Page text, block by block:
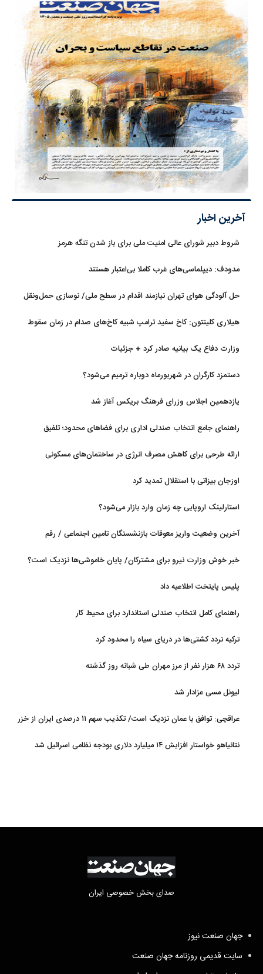
آخرین اخبار
شروط دبیر شورای عالی امنیت ملی برای باز شدن تنگه هرمز
مدودف: دیپلماسی‌های غرب کاملا بی‌اعتبار هستند
حل آلودگی هوای تهران نیازمند اقدام در سطح ملی/ نوسازی حمل‌ونقل
هیلاری کلینتون: کاخ سفید ترامپ شبیه کاخ‌های صدام در زمان سقوط
وزارت دفاع یک بیانیه صادر کرد + جزئیات
دستمزد کارگران در شهریورماه دوباره ترمیم می‌شود؟
یازدهمین اجلاس وزرای فرهنگ بریکس آغاز شد
راهنمای جامع انتخاب صندلی اداری برای فضاهای محدود؛ تلفیق
ارائه طرحی برای کاهش مصرف انرژی در ساختمان‌های مسکونی
اوزجان بیزاتی با استقلال تمدید کرد
استارلینک اروپایی چه زمان وارد بازار می‌شود؟
آخرین وضعیت واریز معوقات بازنشستگان تامین اجتماعی / رقم
خبر خوش وزارت نیرو برای مشترکان/ پایان خاموشی‌ها نزدیک است؟
پلیس پایتخت اطلاعیه داد
راهنمای کامل انتخاب صندلی استاندارد برای محیط کار
ترکیه تردد کشتی‌ها در دریای سیاه را محدود کرد
تردد ۶۸ هزار نفر از مرز مهران طی شبانه روز گذشته
لیونل مسی عزادار شد
عراقچی: توافق با عمان نزدیک است/ تکذیب سهم ۱۱ درصدی ایران از خزر
نتانیاهو خواستار افزایش ۱۴ میلیارد دلاری بودجه نظامی اسرائیل شد
صدای بخش خصوصی ایران
جهان صنعت نیوز
سایت قدیمی روزنامه جهان صنعت